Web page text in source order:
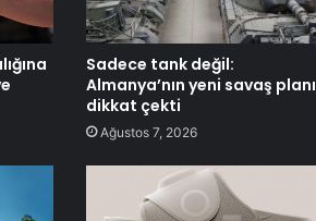
Sadece tank değil:
Almanya’nın yeni savaş planı
dikkat çekti
Ağustos 7, 2026